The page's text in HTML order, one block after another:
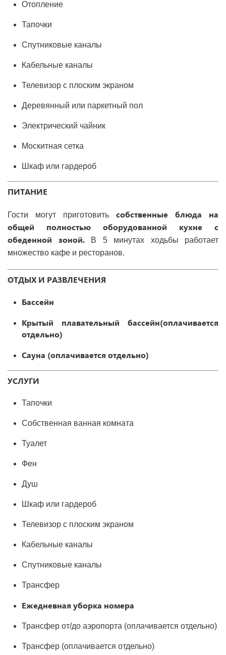
Отопление
Тапочки
Спутниковые каналы
Кабельные каналы
Телевизор с плоским экраном
Деревянный или паркетный пол
Электрический чайник
Москитная сетка
Шкаф или гардероб
ПИТАНИЕ
Гости могут приготовить собственные блюда на
общей полностью оборудованной кухне с
обеденной зоной.
В 5 минутах ходьбы работает
множество кафе и ресторанов.
ОТДЫХ И РАЗВЛЕЧЕНИЯ
Бассейн
Крытый плавательный бассейн(оплачивается
отдельно)
Сауна (оплачивается отдельно)
УСЛУГИ
Тапочки
Собственная ванная комната
Туалет
Фен
Душ
Шкаф или гардероб
Телевизор с плоским экраном
Кабельные каналы
Спутниковые каналы
Трансфер
Ежедневная уборка номера
Трансфер от/до аэропорта (оплачивается отдельно)
Трансфер (оплачивается отдельно)